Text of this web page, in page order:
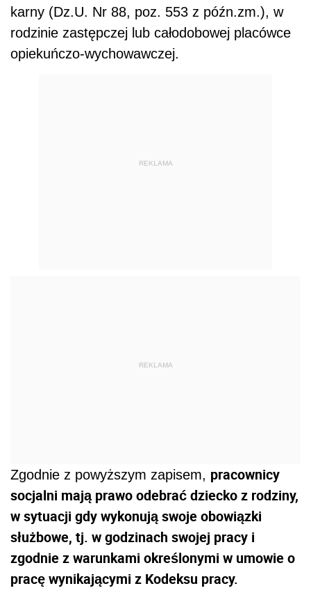
karny (Dz.U. Nr 88, poz. 553 z późn.zm.), w
rodzinie zastępczej lub całodobowej placówce
opiekuńczo-wychowawczej.
REKLAMA
REKLAMA
Zgodnie z powyższym zapisem, pracownicy
socjalni mają prawo odebrać dziecko z rodziny,
w sytuacji gdy wykonują swoje obowiązki
służbowe, tj. w godzinach swojej pracy i
zgodnie z warunkami określonymi w umowie o
pracę wynikającymi z Kodeksu pracy.